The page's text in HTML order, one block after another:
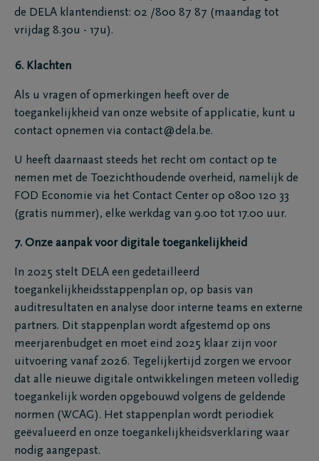
de DELA klantendienst: 02 /800 87 87 (maandag tot
vrijdag 8.30u - 17u).
6. Klachten
Als u vragen of opmerkingen heeft over de
toegankelijkheid van onze website of applicatie, kunt u
contact opnemen via contact@dela.be.
U heeft daarnaast steeds het recht om contact op te
nemen met de Toezichthoudende overheid, namelijk de
FOD Economie via het Contact Center op 0800 120 33
(gratis nummer), elke werkdag van 9.00 tot 17.00 uur.
7. Onze aanpak voor digitale toegankelijkheid
In 2025 stelt DELA een gedetailleerd
toegankelijkheidsstappenplan op, op basis van
auditresultaten en analyse door interne teams en externe
partners. Dit stappenplan wordt afgestemd op ons
meerjarenbudget en moet eind 2025 klaar zijn voor
uitvoering vanaf 2026. Tegelijkertijd zorgen we ervoor
dat alle nieuwe digitale ontwikkelingen meteen volledig
toegankelijk worden opgebouwd volgens de geldende
normen (WCAG). Het stappenplan wordt periodiek
geëvalueerd en onze toegankelijkheidsverklaring waar
nodig aangepast.